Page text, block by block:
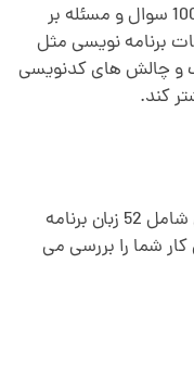
یک وب سایت برنامه نویسی رقابتی با 100 سوال و مسئله بر
برنامه نویسی مثل
و چالش های کدنویسی
کند.
بیش از 3100 مسئله های برنامه نویسی شامل 52 زبان برنامه
شما را بررسی می